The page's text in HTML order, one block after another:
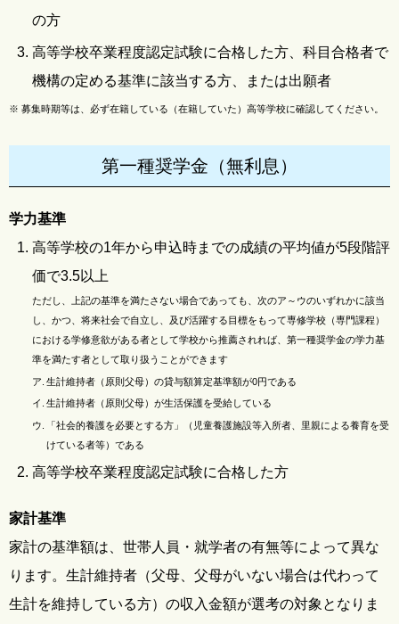
の方
高等学校卒業程度認定試験に合格した方、科目合格者で
機構の定める基準に該当する方、または出願者
※ 募集時期等は、必ず在籍している（在籍していた）高等学校に確認してください。
第一種奨学金（無利息）
学力基準
高等学校の1年から申込時までの成績の平均値が5段階評
価で3.5以上
ただし、上記の基準を満たさない場合であっても、次のア～ウのいずれかに該当
し、かつ、将来社会で自立し、及び活躍する目標をもって専修学校（専門課程）
における学修意欲がある者として学校から推薦されれば、第一種奨学金の学力基
準を満たす者として取り扱うことができます
ア. 生計維持者（原則父母）の貸与額算定基準額が0円である
イ. 生計維持者（原則父母）が生活保護を受給している
ウ.
「社会的養護を必要とする方」（児童養護施設等入所者、里親による養育を受
けている者等）である
高等学校卒業程度認定試験に合格した方
家計基準
家計の基準額は、世帯人員・就学者の有無等によって異な
ります。生計維持者（父母、父母がいない場合は代わって
生計を維持している方）の収入金額が選考の対象となりま